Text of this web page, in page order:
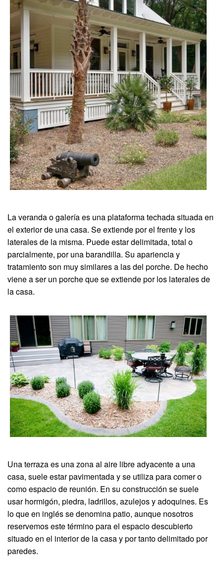
La veranda o galería es una plataforma techada situada en
el exterior de una casa. Se extiende por el frente y los
laterales de la misma. Puede estar delimitada, total o
parcialmente, por una barandilla. Su apariencia y
tratamiento son muy similares a las del porche. De hecho
viene a ser un porche que se extiende por los laterales de
la casa.
Una terraza es una zona al aire libre adyacente a una
casa, suele estar pavimentada y se utiliza para comer o
como espacio de reunión. En su construcción se suele
usar hormigón, piedra, ladrillos, azulejos y adoquines. Es
lo que en inglés se denomina patio, aunque nosotros
reservemos este término para el espacio descubierto
situado en el interior de la casa y por tanto delimitado por
paredes.